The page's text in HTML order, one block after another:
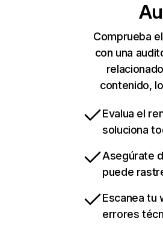
Comprueba
con una
contenido,
Evalua el
soluciona
Asegúrate
puede
Escanea tu
errores